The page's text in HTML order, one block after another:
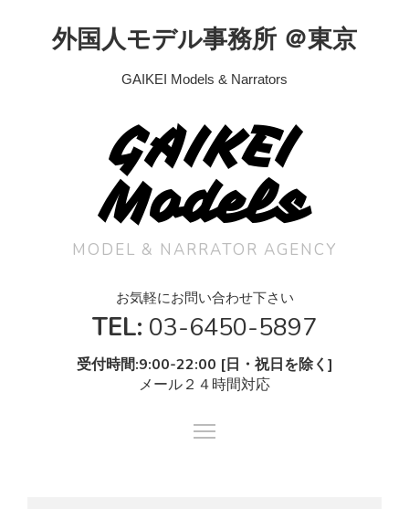
外国人モデル事務所 ＠東京
GAIKEI Models & Narrators
GAIKEI
Models
MODEL & NARRATOR AGENCY
お気軽にお問い合わせ下さい
TEL: 03-6450-5897
受付時間:9:00-22:00 [日・祝日を除く]
メール２４時間対応